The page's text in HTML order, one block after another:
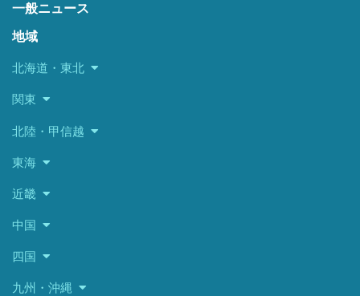
一般ニュース
地域
北海道・東北
関東
北陸・甲信越
東海
近畿
中国
四国
九州・沖縄